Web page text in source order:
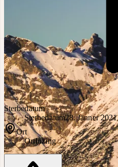
Sterbedatum
Sterbedatum28. Jänner 2021
Ort
OrtInzing